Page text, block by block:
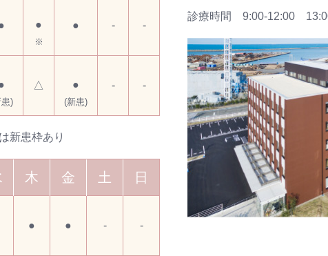
●
※
● - -
)
△ ●
(新患)
- -
新患枠あり
木 金 土 日
● ● - -
診療時間 9:00-12:00